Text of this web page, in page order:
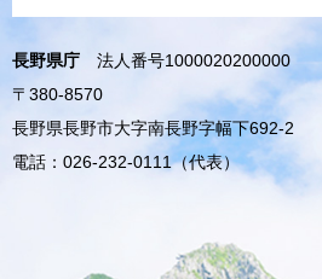
長野県庁
法人番号1000020200000
〒380-8570
長野県長野市大字南長野字幅下692-2
電話：026-232-0111（代表）